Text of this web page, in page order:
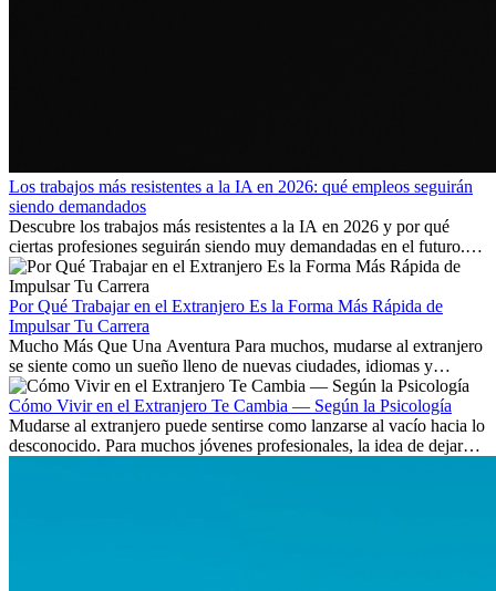
Los trabajos más resistentes a la IA en 2026: qué empleos seguirán
siendo demandados
Descubre los trabajos más resistentes a la IA en 2026 y por qué
ciertas profesiones seguirán siendo muy demandadas en el futuro.
Aprende qué habilidades serán clave y qué oportunidades laborales
existen a nivel internacional.
Por Qué Trabajar en el Extranjero Es la Forma Más Rápida de
Impulsar Tu Carrera
Mucho Más Que Una Aventura Para muchos, mudarse al extranjero
se siente como un sueño lleno de nuevas ciudades, idiomas y
culturas. Pero más allá de la...
Cómo Vivir en el Extranjero Te Cambia — Según la Psicología
Mudarse al extranjero puede sentirse como lanzarse al vacío hacia lo
desconocido. Para muchos jóvenes profesionales, la idea de dejar